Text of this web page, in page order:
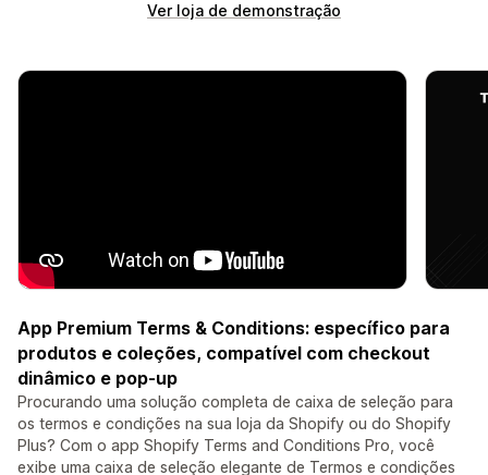
Ver loja de demonstração
App Premium Terms & Conditions: específico para
produtos e coleções, compatível com checkout
dinâmico e pop-up
Procurando uma solução completa de caixa de seleção para
os termos e condições na sua loja da Shopify ou do Shopify
Plus? Com o app Shopify Terms and Conditions Pro, você
exibe uma caixa de seleção elegante de Termos e condições